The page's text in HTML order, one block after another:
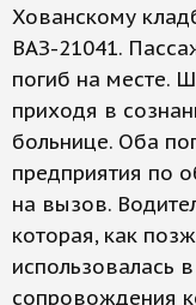
Хованскому
ВАЗ-21041.
погиб на месте.
приходя в
больнице. Оба
предприятия по
на вызов.
которая, как
использовалась
сопровождения